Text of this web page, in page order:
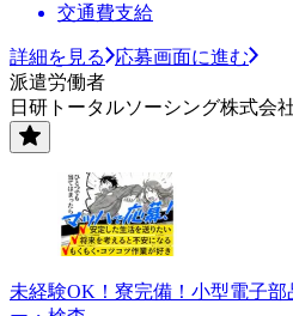
交通費支給
詳細を見る
応募画面に進む
派遣労働者
日研トータルソーシング株式会
未経験OK！寮完備！小型電子